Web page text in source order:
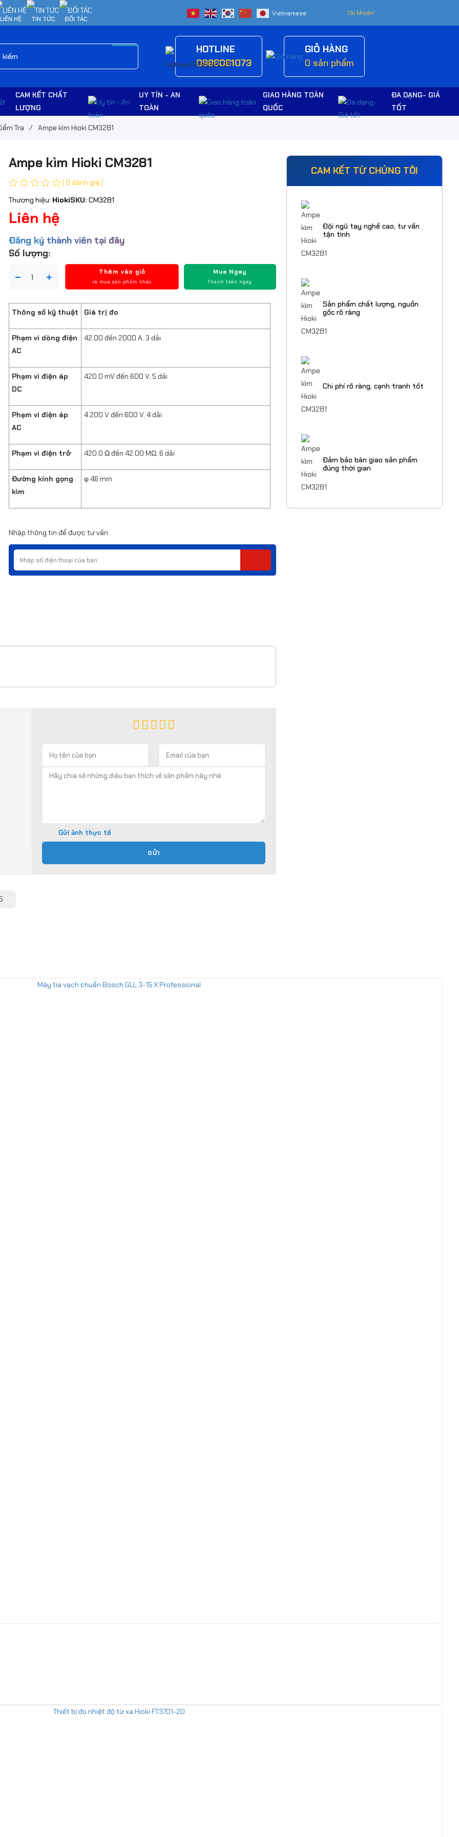
LIÊN HỆ TIN TỨC ĐỐI TÁC
Tài khoản
HOTLINE
0986061073
GIỎ HÀNG
0 sản phẩm
CAM KẾT CHẤT
LƯỢNG
UY TÍN - AN
TOÀN
GIAO HÀNG TOÀN
QUỐC
ĐA DẠNG- GIÁ
TỐT
Tra / Ampe kìm Hioki CM3281
Ampe kìm Hioki CM3281
( 0 đánh giá )
Thương hiệu: HiokiSKU:CM3281
Liên hệ
Đăng ký thành viên tại đây
Số lượng:
Thêm vào giỏ
và mua sản phẩm khác
Mua Ngay
Thanh toán ngay
Thông số kỹ thuật Giá trị đo
Phạm vi dòng điện
AC
42.00 đến 2000 A, 3 dải
Phạm vi điện áp
DC
420.0 mV đến 600 V, 5 dải
Phạm vi điện áp
AC
4.200 V đến 600 V, 4 dải
Phạm vi điện trở 420.0 Ω đến 42.00 MΩ, 6 dải
Đường kính gọng
kìm
φ 46 mm
Nhập thông tin để được tư vấn
CAM KẾT TỪ CHÚNG TÔI
Đội ngũ tay nghề cao, tư vấn
tận tình
Sản phẩm chất lượng, nguồn
gốc rõ ràng
Chi phí rõ ràng, cạnh tranh tốt
Đảm bảo bàn giao sản phẩm
đúng thời gian
Gửi ảnh thực tế
GỬI
5